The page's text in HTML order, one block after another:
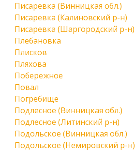
Писаревка (Винницкая обл.)
Писаревка (Калиновский р-н)
Писаревка (Шаргородский р-н)
Плебановка
Плисков
Пляхова
Побережное
Повал
Погребище
Подлесное (Винницкая обл.)
Подлесное (Литинский р-н)
Подольское (Винницкая обл.)
Подольское (Немировский р-н)